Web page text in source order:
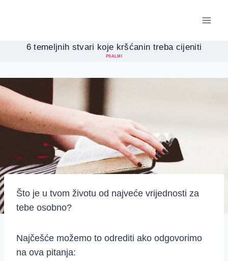
6 temeljnih stvari koje kršćanin treba cijeniti
PSALMI
Što je u tvom životu od najveće vrijednosti za
tebe osobno?
Najčešće možemo to odrediti ako odgovorimo
na ova pitanja: